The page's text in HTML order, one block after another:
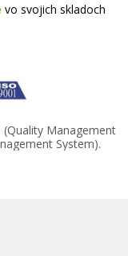
vo svojich skladoch
Management
System).